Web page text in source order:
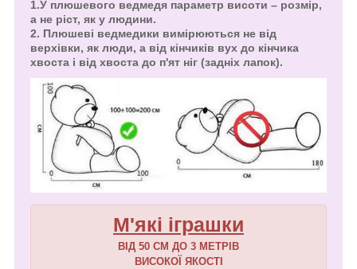
1.У плюшевого ведмедя параметр висоти – розмір,
а не ріст, як у людини.
2. Плюшеві ведмедики вимірюються не від
верхівки, як люди, а від кінчиків вух до кінчика
хвоста і від хвоста до п'ят ніг (задніх лапок).
М'які іграшки
ВІД 50 СМ ДО 3 МЕТРІВ
ВИСОКОЇ ЯКОСТІ